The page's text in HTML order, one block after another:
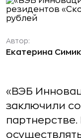
Автор:
Екатерина
«ВЭБ
заключили